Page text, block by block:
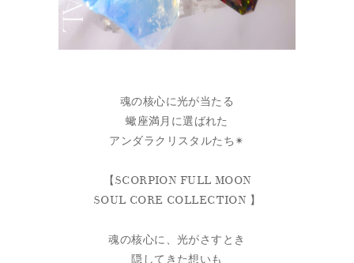
魂の核心に光が当たる
蠍座満月に選ばれた
アンダラクリスタルたち✴︎
【SCORPION FULL MOON
SOUL CORE COLLECTION 】
魂の核心に、光がさすとき
隠してきた想いも